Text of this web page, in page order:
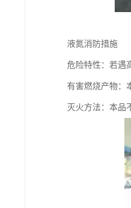
液氮消防措施
危险特性：若遇
有害燃烧产物：
灭火方法：本品